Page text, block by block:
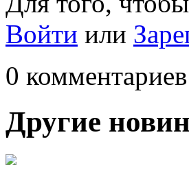
Войти или
0 комментариев
Другие